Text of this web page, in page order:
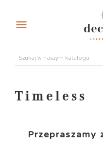

Timeless
Przepraszamy